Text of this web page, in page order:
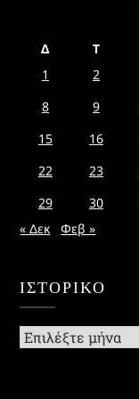
Δ Τ
1
2
8
9
15
16
22
23
29
30
« Δεκ
Φεβ »
ΙΣΤΟΡΙΚΌ
Ιστορικό